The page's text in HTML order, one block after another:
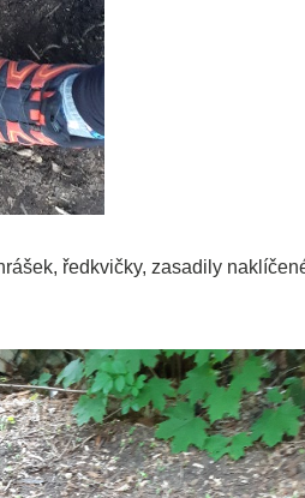
ředkvičky, zasadily